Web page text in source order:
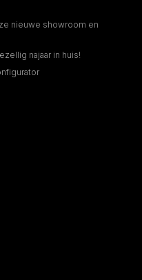
nieuwe showroom en
najaar in huis!